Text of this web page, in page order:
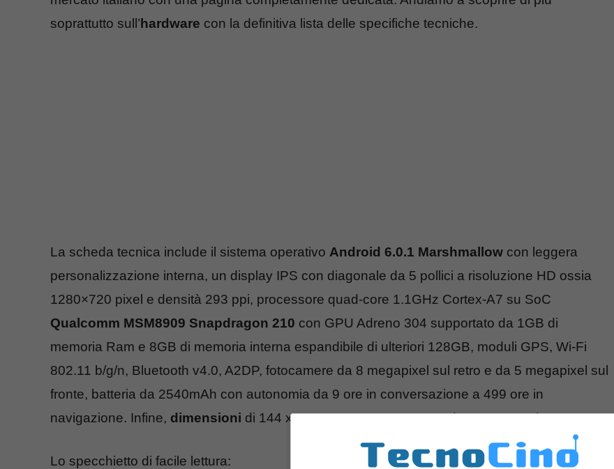
soprattutto sull’ hardware con la definitiva lista delle specifiche tecniche.
La scheda tecnica include il sistema operativo Android 6.0.1 Marshmallow con leggera
personalizzazione interna, un display IPS con diagonale da 5 pollici a risoluzione HD ossia
1280×720 pixel e densità 293 ppi, processore quad-core 1.1GHz Cortex-A7 su SoC
Qualcomm MSM8909 Snapdragon 210 con GPU Adreno 304 supportato da 1GB di
memoria Ram e 8GB di memoria interna espandibile di ulteriori 128GB, moduli GPS, Wi-Fi
802.11 b/g/n, Bluetooth v4.0, A2DP, fotocamere da 8 megapixel sul retro e da 5 megapixel sul
fronte, batteria da 2540mAh con autonomia da 9 ore in conversazione a 499 ore in
navigazione. Infine, dimensioni di 144 x 72.1 x 8 mm per un peso da 128 grammi.
Lo specchietto di facile lettura: